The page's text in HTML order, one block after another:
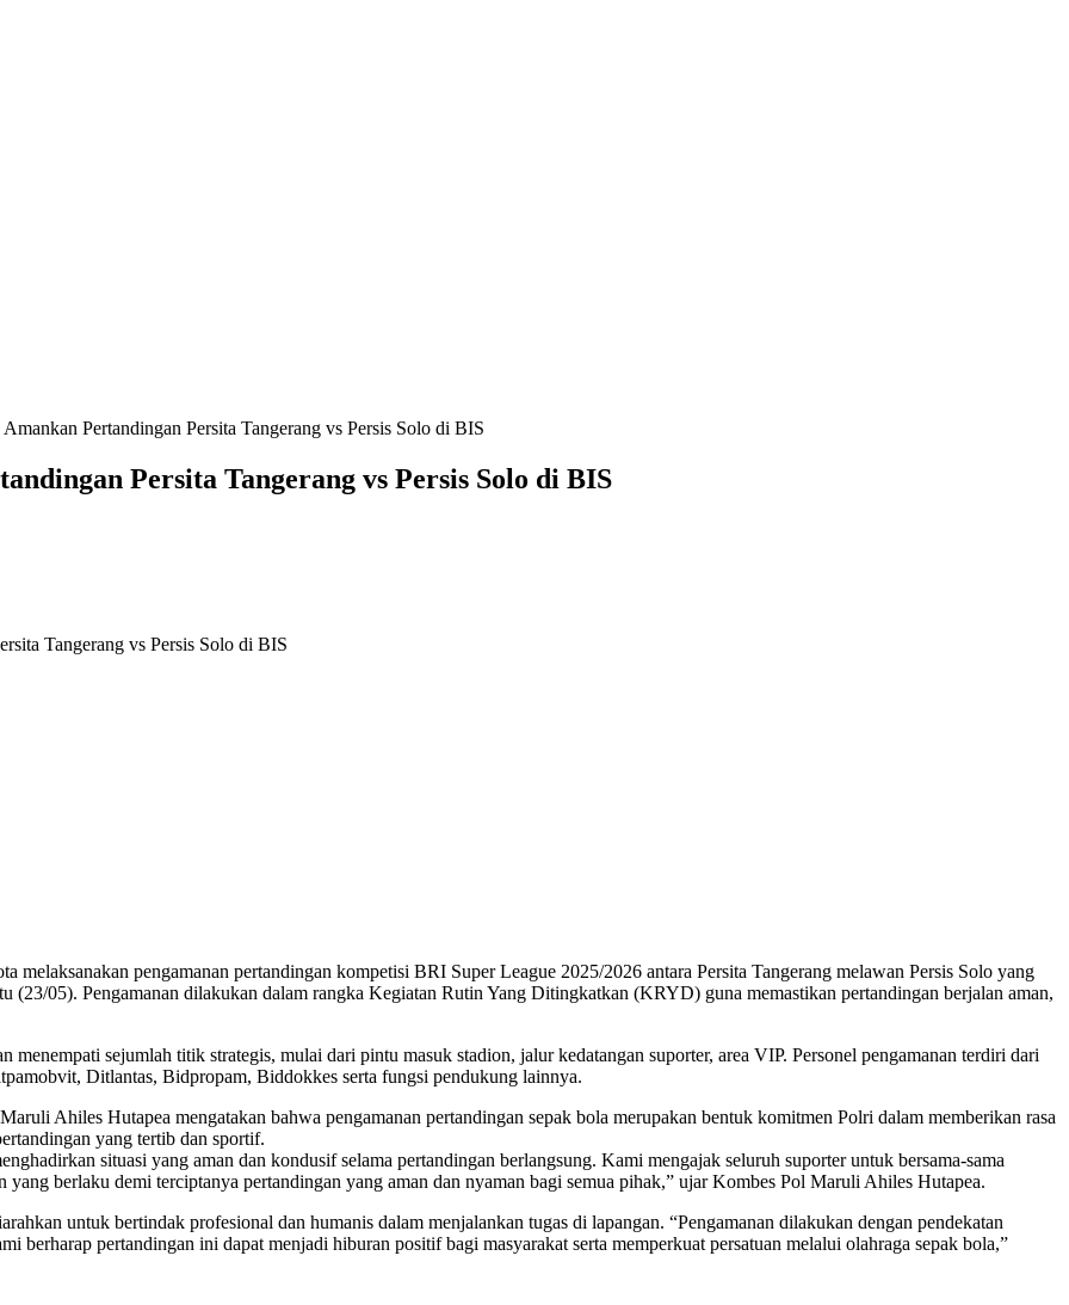
Pertandingan Persita Tangerang vs Persis Solo di BIS
Persita Tangerang vs Persis Solo di BIS
melaksanakan pengamanan pertandingan kompetisi BRI Super League 2025/2026 antara Persita Tangerang melawan Persis Solo yang
(23/05). Pengamanan dilakukan dalam rangka Kegiatan Rutin Yang Ditingkatkan (KRYD) guna memastikan pertandingan berjalan aman,
menempati sejumlah titik strategis, mulai dari pintu masuk stadion, jalur kedatangan suporter, area VIP. Personel pengamanan terdiri dari
Ditlantas, Bidpropam, Biddokkes serta fungsi pendukung lainnya.
Ahiles Hutapea mengatakan bahwa pengamanan pertandingan sepak bola merupakan bentuk komitmen Polri dalam memberikan rasa
yang tertib dan sportif.
situasi yang aman dan kondusif selama pertandingan berlangsung. Kami mengajak seluruh suporter untuk bersama-sama
berlaku demi terciptanya pertandingan yang aman dan nyaman bagi semua pihak,” ujar Kombes Pol Maruli Ahiles Hutapea.
untuk bertindak profesional dan humanis dalam menjalankan tugas di lapangan. “Pengamanan dilakukan dengan pendekatan
berharap pertandingan ini dapat menjadi hiburan positif bagi masyarakat serta memperkuat persatuan melalui olahraga sepak bola,”